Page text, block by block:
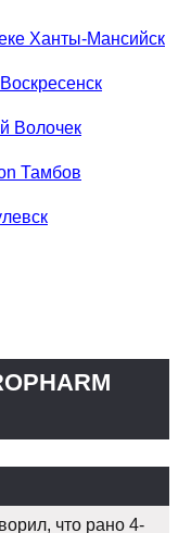
Ханты-Мансийск
Волочек
Тамбов
что рано 4-